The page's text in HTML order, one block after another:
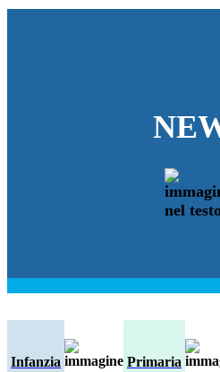
Infanzia Primaria